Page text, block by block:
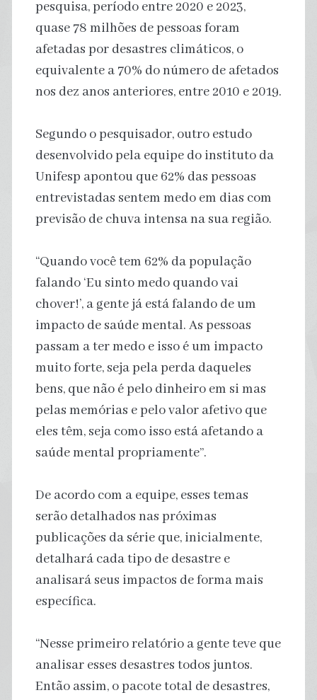
pesquisa, período entre 2020 e 2023,
quase 78 milhões de pessoas foram
afetadas por desastres climáticos, o
equivalente a 70% do número de afetados
nos dez anos anteriores, entre 2010 e 2019.
Segundo o pesquisador, outro estudo
desenvolvido pela equipe do instituto da
Unifesp apontou que 62% das pessoas
entrevistadas sentem medo em dias com
previsão de chuva intensa na sua região.
“Quando você tem 62% da população
falando ‘Eu sinto medo quando vai
chover!’, a gente já está falando de um
impacto de saúde mental. As pessoas
passam a ter medo e isso é um impacto
muito forte, seja pela perda daqueles
bens, que não é pelo dinheiro em si mas
pelas memórias e pelo valor afetivo que
eles têm, seja como isso está afetando a
saúde mental propriamente”.
De acordo com a equipe, esses temas
serão detalhados nas próximas
publicações da série que, inicialmente,
detalhará cada tipo de desastre e
analisará seus impactos de forma mais
específica.
“Nesse primeiro relatório a gente teve que
analisar esses desastres todos juntos.
Então assim, o pacote total de desastres,